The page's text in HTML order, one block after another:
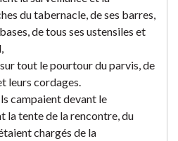
du tabernacle, de ses barres,
de tous ses ustensiles et
tout le pourtour du parvis, de
leurs cordages.
campaient devant le
la tente de la rencontre, du
chargés de la